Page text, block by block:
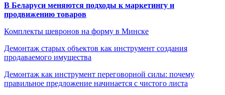
В Беларуси меняются подходы к маркетингу и
продвижению товаров
Комплекты шевронов на форму в Минске
Демонтаж старых объектов как инструмент создания
продаваемого имущества
Демонтаж как инструмент переговорной силы: почему
правильное предложение начинается с чистого листа